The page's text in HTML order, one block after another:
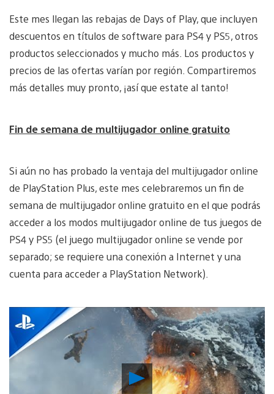
Este mes llegan las rebajas de Days of Play, que incluyen
descuentos en títulos de software para PS4 y PS5, otros
productos seleccionados y mucho más. Los productos y
precios de las ofertas varían por región. Compartiremos
más detalles muy pronto, ¡así que estate al tanto!
Fin de semana de multijugador online gratuito
Si aún no has probado la ventaja del multijugador online
de PlayStation Plus, este mes celebraremos un fin de
semana de multijugador online gratuito en el que podrás
acceder a los modos multijugador online de tus juegos de
PS4 y PS5 (el juego multijugador online se vende por
separado; se requiere una conexión a Internet y una
cuenta para acceder a PlayStation Network).
Reproducir
vídeo